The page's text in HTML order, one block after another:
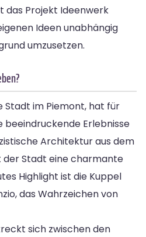
das Projekt Ideenwerk
Ideen unabhängig
umzusetzen.
Stadt im Piemont, hat für
beeindruckende Erlebnisse
Architektur aus dem
der Stadt eine charmante
Highlight ist die Kuppel
das Wahrzeichen von
sich zwischen den